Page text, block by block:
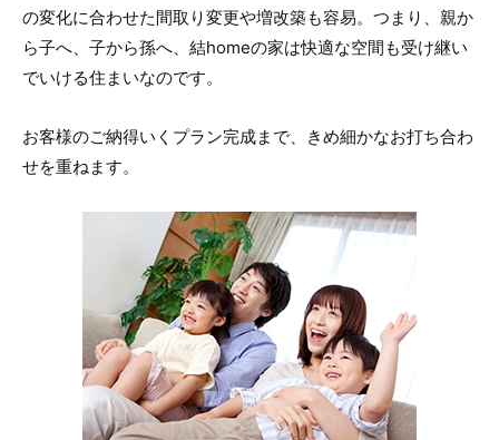
の変化に合わせた間取り変更や増改築も容易。つまり、親か
ら子へ、子から孫へ、結homeの家は快適な空間も受け継い
でいける住まいなのです。
お客様のご納得いくプラン完成まで、きめ細かなお打ち合わ
せを重ねます。